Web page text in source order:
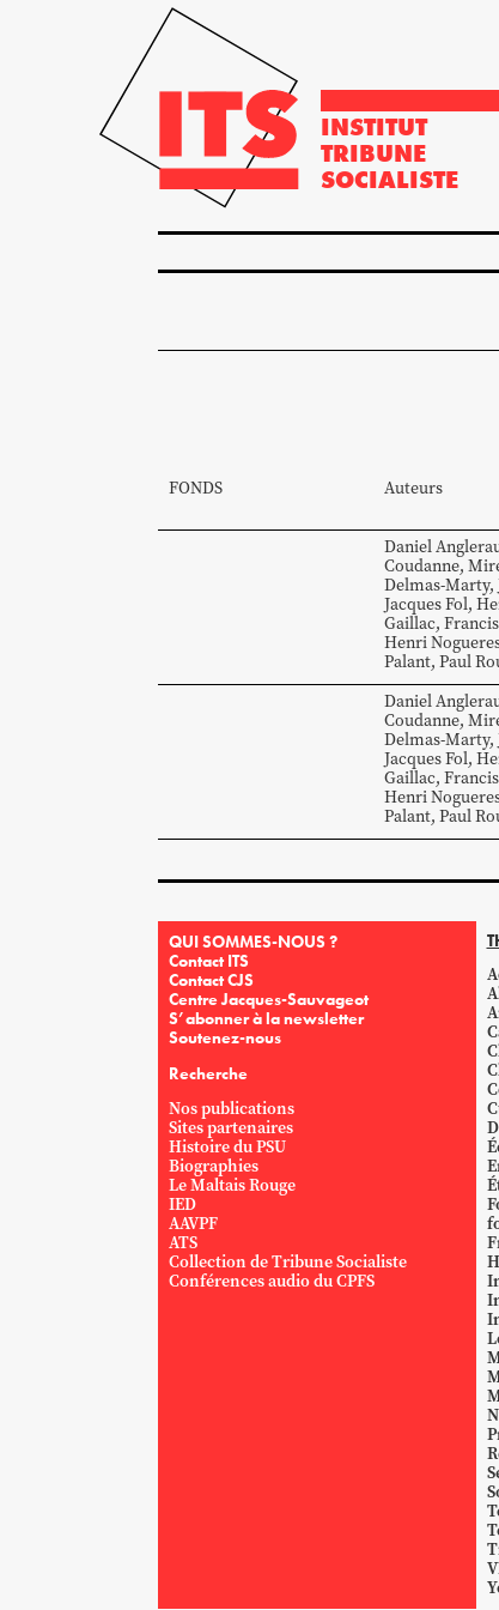
INSTITUT
TRIBUNE
SOCIALISTE
FONDS Auteurs
Daniel
Coudanne,
Delmas-Marty,
JacquesFol,
Gaillac, Francis
Henri
Palant, Paul
Daniel
Coudanne,
Delmas-Marty,
JacquesFol,
Gaillac, Francis
Henri
Palant, Paul
QUI SOMMES-NOUS ?
Contact ITS
Contact CJS
Centre Jacques-Sauvageot
S’abonner à la newsletter
Soutenez-nous
Recherche
Nos publications
Sites partenaires
Histoire du PSU
Biographies
Le Maltais Rouge
IED
AAVPF
ATS
Collection de Tribune Socialiste
Conférences audio du CPFS